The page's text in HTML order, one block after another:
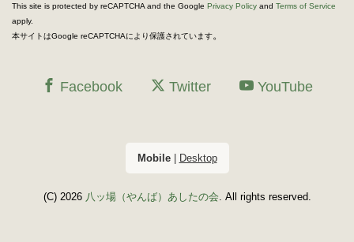
This site is protected by reCAPTCHA and the Google Privacy Policy and Terms of Service
apply.
本サイトはGoogle reCAPTCHAにより保護されています。
Facebook Twitter YouTube
Mobile| Desktop
(C) 2026 八ッ場（やんば）あしたの会. All rights reserved.